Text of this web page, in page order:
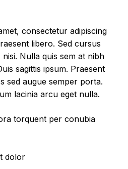
consectetur adipiscing
libero. Sed cursus
Nulla quis sem at nibh
sagittis ipsum. Praesent
sed augue semper porta.
lacinia arcu eget nulla.
torquent per conubia
dolor